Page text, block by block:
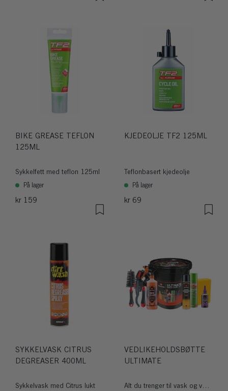
BIKE GREASE TEFLON
125ML
Sykkelfett med teflon 125ml
På lager
kr 159
KJEDEOLJE TF2 125ML
Teflonbasert kjedeolje
På lager
kr 69
SYKKELVASK CITRUS
DEGREASER 400ML
Sykkelvask med Citrus lukt
VEDLIKEHOLDSBØTTE
ULTIMATE